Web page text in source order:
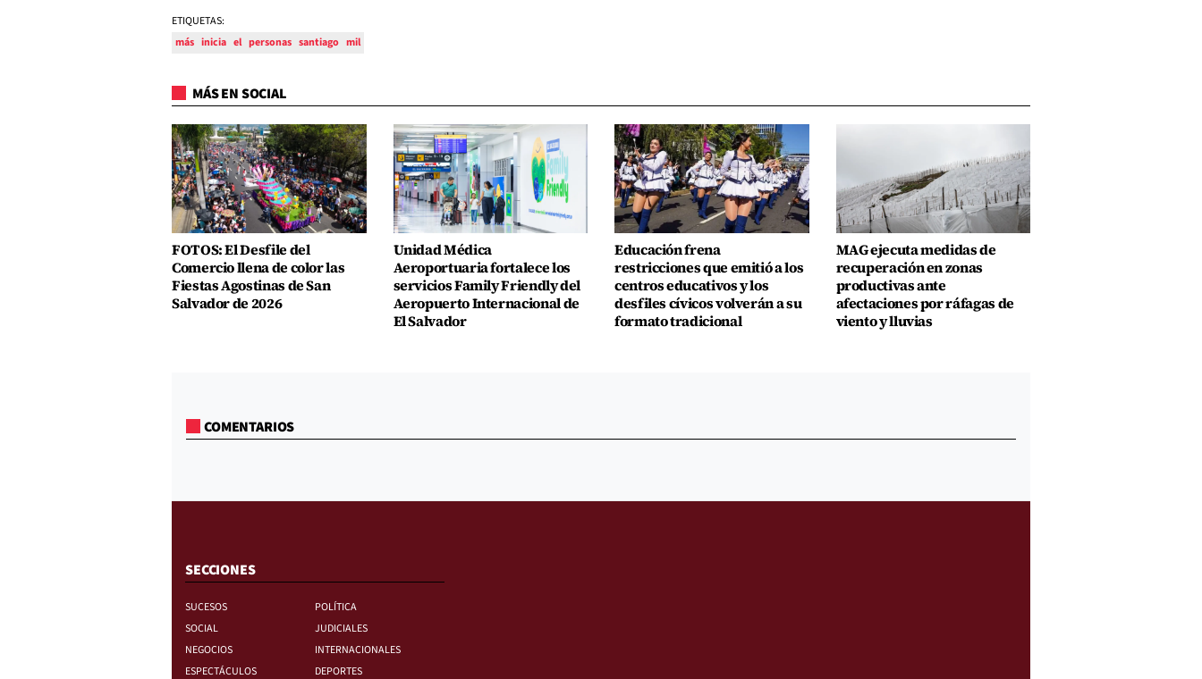
ETIQUETAS:
más inicia el personas santiago mil
MÁS EN SOCIAL
FOTOS: El Desfile del
Comercio llena de color las
Fiestas Agostinas de San
Salvador de 2026
Unidad Médica
Aeroportuaria fortalece los
servicios Family Friendly del
Aeropuerto Internacional de
El Salvador
Educación frena
restricciones que emitió a los
centros educativos y los
desfiles cívicos volverán a su
formato tradicional
MAG ejecuta medidas de
recuperación en zonas
productivas ante
afectaciones por ráfagas de
viento y lluvias
COMENTARIOS
SECCIONES
SUCESOS
POLÍTICA
SOCIAL
JUDICIALES
NEGOCIOS
INTERNACIONALES
ESPECTÁCULOS
DEPORTES